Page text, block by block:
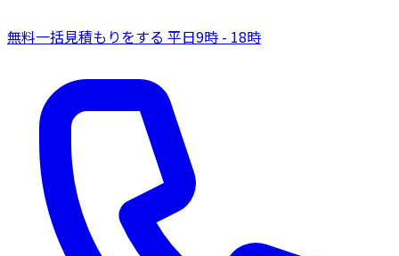
無料一括見積もりをする 平日9時 - 18時